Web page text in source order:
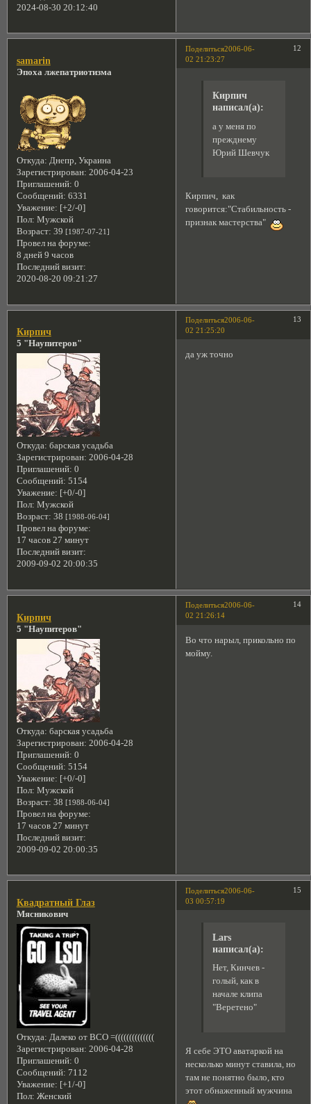
2024-08-30 20:12:40
Поделиться 12
2006-06-
02 21:23:27
samarin
Эпоха лжепатриотизма
Откуда: Днепр, Украина
Зарегистрирован: 2006-04-23
Приглашений: 0
Сообщений: 6331
Уважение: [+2/-0]
Пол: Мужской
Возраст: 39 [1987-07-21]
Провел на форуме:
8 дней 9 часов
Последний визит:
2020-08-20 09:21:27
Кирпич
написал(а):
а у меня по
прежднему
Юрий Шевчук
Кирпич, как
говорится:"Стабильность -
признак мастерства"
Поделиться 13
2006-06-
02 21:25:20
Кирпич
5 "Наупитеров"
Откуда: барская усадьба
Зарегистрирован: 2006-04-28
Приглашений: 0
Сообщений: 5154
Уважение: [+0/-0]
Пол: Мужской
Возраст: 38 [1988-06-04]
Провел на форуме:
17 часов 27 минут
Последний визит:
2009-09-02 20:00:35
да уж точно
Поделиться 14
2006-06-
02 21:26:14
Кирпич
5 "Наупитеров"
Откуда: барская усадьба
Зарегистрирован: 2006-04-28
Приглашений: 0
Сообщений: 5154
Уважение: [+0/-0]
Пол: Мужской
Возраст: 38 [1988-06-04]
Провел на форуме:
17 часов 27 минут
Последний визит:
2009-09-02 20:00:35
Во что нарыл, прикольно по
мойму.
Поделиться 15
2006-06-
03 00:57:19
Квадратный Глаз
Мясникович
Откуда: Далеко от ВСО =((((((((((((((
Зарегистрирован: 2006-04-28
Приглашений: 0
Сообщений: 7112
Уважение: [+1/-0]
Пол: Женский
Lars
написал(а):
Нет, Кинчев -
голый, как в
начале клипа
"Веретено"
Я себе ЭТО аватаркой на
несколько минут ставила, но
там не понятно было, кто
этот обнаженный мужчина